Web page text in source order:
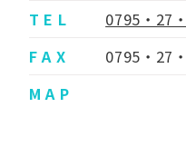
T E L
0795・27
F A X
0795・27
M A P